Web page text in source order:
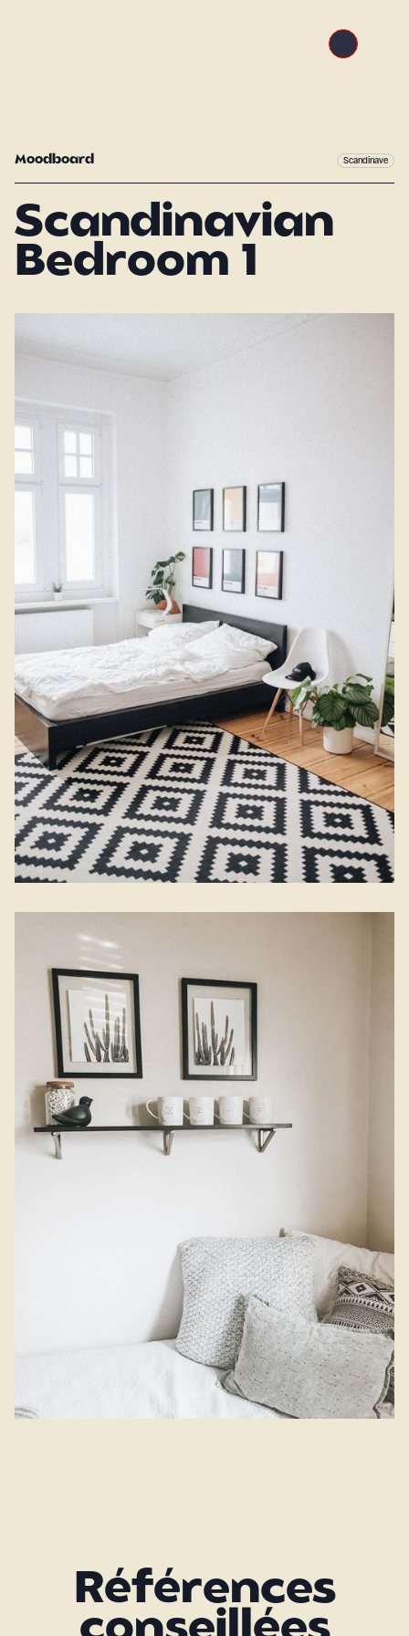
Moodboard Scandinave
Scandinavian
Bedroom 1
Références